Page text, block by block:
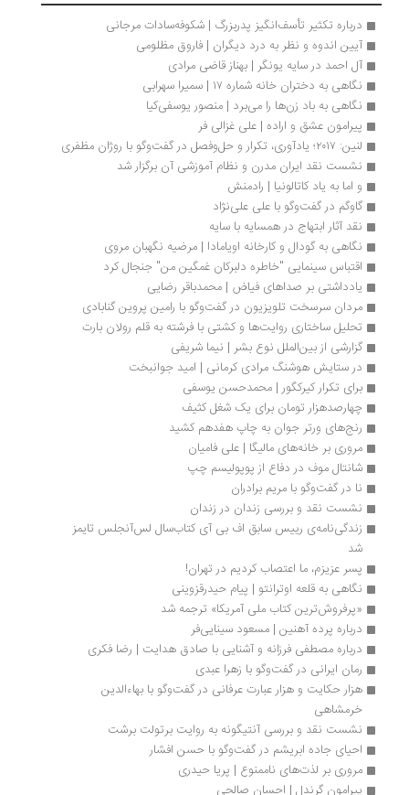
درباره تکثیر تأسف‌انگیز پدر‌بزرگ | شکوفه‌سادات مرجانی
آیین اندوه و نظر به درد دیگران | فاروق مظلومی
آل احمد در سایه یونگر | بهناز قاضی مرادی
نگاهی به دختران خانه‌ شماره‌ ۱۷ | سمیرا سهرابی
نگاهی به باد زن‌ها را می‌برد | منصور یوسفی‌کیا
پیرامون عشق و اراده | علی غزالی فر
لنین: ۲۰۱۷؛ یادآوری، تکرار و حل‌وفصل در گفت‌وگو با روژان مظفری
نشست نقد ایران مدرن و نظام آموزشی آن برگزار شد
و اما به یاد کاتالونیا | رادمنش
گاوگم در گفت‌وگو با علی علی‌نژاد
نقد آثار ابتهاج در همسایه با سایه
نگاهی به گودال و کارخانه اویامادا | مرضیه نگهبان مروی
اقتباس سینمایی "خاطره دلبرکان غمگین من" جنجال کرد
یادداشتی بر صداهای فیاض | محمدباقر رضایی
مردان سرسخت تلویزیون در گفت‌وگو با رامین پروین گنابادی
تحلیل ساختاری روایت‌ها و کشتی با فرشته به قلم رولان بارت
گزارشی از بین‌الملل نوع بشر | نیما شریفی
در ستایش هوشنگ مرادی کرمانی | امید جوانبخت
برای تکرار کیرکگور | محمدحسن یوسفی
چهارصدهزار تومان برای یک شغل کثیف
رنج‌های ورتر جوان به چاپ هفدهم کشید
مروری بر خانه‌های مالیگا | علی فامیان
شانتال موف در دفاع از پوپولیسم چپ
نا در گفت‌وگو با مریم برادران
نشست نقد و بررسی زندان در زندان
زندگی‌نامه‌ی رییس سابق اف بی آی کتاب‌سال لس‌آنجلس تایمز
پسر عزیزم، ما اعتصاب کردیم در تهران!
نگاهی به قلعه اوترانتو | پیام حیدرقزوینی
«پرفروش‌ترین کتاب ملی آمریکا» ترجمه شد
د‌‌‌‌‌رباره‌ پرده آهنین | مسعود سینایی‌فر
درباره مصطفی فرزانه و آشنایی با صادق هدایت | رضا فکری
رمان ایرانی در گفت‌وگو با زهرا عبدی
هزار حکایت و هزار عبارت عرفانی در گفت‌و‌گو با بهاء‌الدین
خرمشاهی
نشست نقد و بررسی آنتیگونه به روایت برتولت برشت
احیای جاده ابریشم در گفت‌وگو با حسن افشار
مروری بر لذت‌های ناممنوع | پریا حیدری
پیرامون گرندل | احسان صالحی